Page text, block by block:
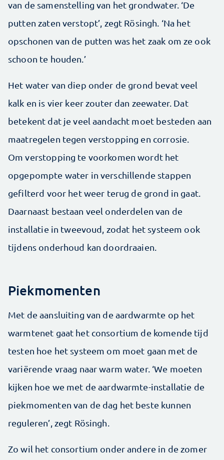
van de samenstelling van het grondwater. ‘De
putten zaten verstopt’, zegt Rösingh. ‘Na het
opschonen van de putten was het zaak om ze ook
schoon te houden.’
Het water van diep onder de grond bevat veel
kalk en is vier keer zouter dan zeewater. Dat
betekent dat je veel aandacht moet besteden aan
maatregelen tegen verstopping en corrosie.
Om verstopping te voorkomen wordt het
opgepompte water in verschillende stappen
gefilterd voor het weer terug de grond in gaat.
Daarnaast bestaan veel onderdelen van de
installatie in tweevoud, zodat het systeem ook
tijdens onderhoud kan doordraaien.
Piekmomenten
Met de aansluiting van de aardwarmte op het
warmtenet gaat het consortium de komende tijd
testen hoe het systeem om moet gaan met de
variërende vraag naar warm water. ‘We moeten
kijken hoe we met de aardwarmte-installatie de
piekmomenten van de dag het beste kunnen
reguleren’, zegt Rösingh.
Zo wil het consortium onder andere in de zomer